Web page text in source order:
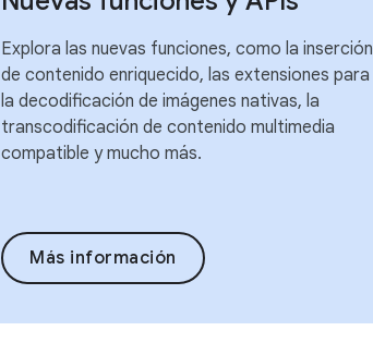
Explora las nuevas funciones, como la inserción
de contenido enriquecido, las extensiones para
la decodificación de imágenes nativas, la
transcodificación de contenido multimedia
compatible y mucho más.
Más información